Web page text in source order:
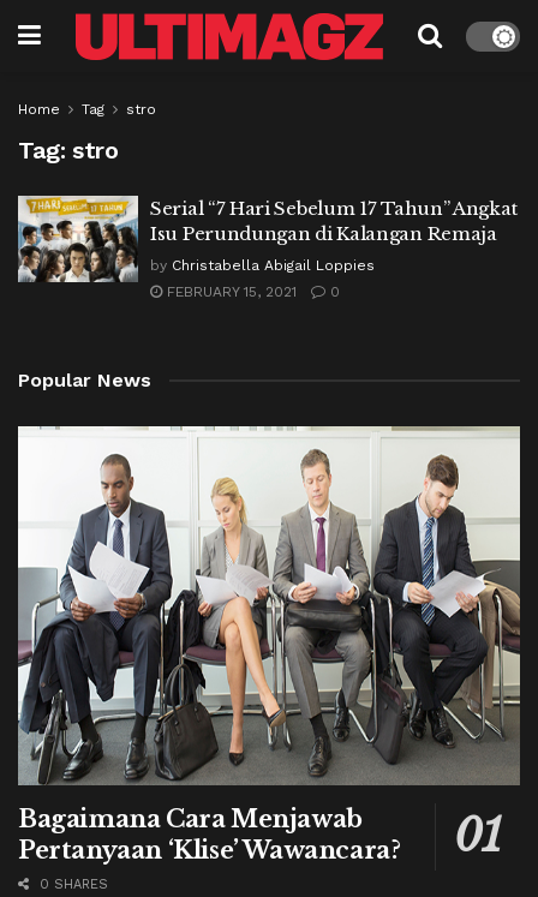
Home Tag stro
Tag: stro
Serial “7 Hari Sebelum 17 Tahun” Angkat
Isu Perundungan di Kalangan Remaja
by Christabella Abigail Loppies
FEBRUARY 15, 2021
0
Popular News
Bagaimana Cara Menjawab
Pertanyaan ‘Klise’ Wawancara?
0 SHARES